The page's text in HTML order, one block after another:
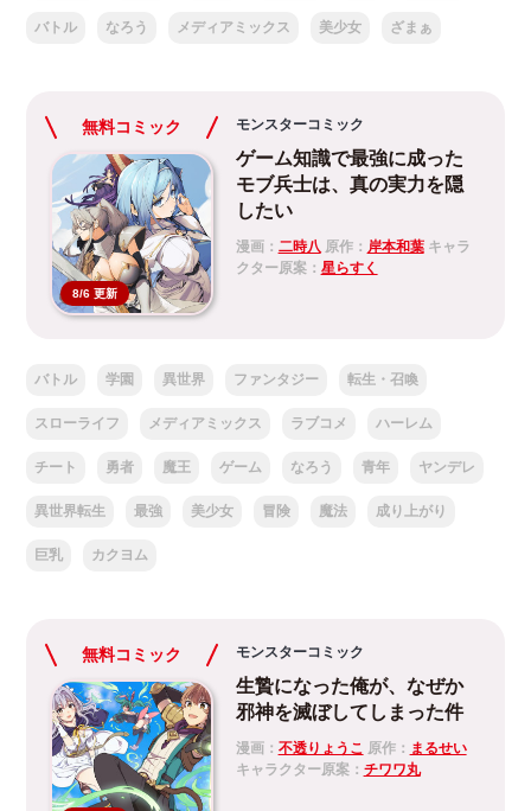
バトル なろう メディアミックス 美少女 ざまぁ
無料コミック
8/6 更新
モンスターコミック
ゲーム知識で最強に成った
モブ兵士は、真の実力を隠
したい
漫画： 二時八原作： 岸本和葉キャラ
クター原案： 星らすく
バトル 学園 異世界 ファンタジー 転生・召喚
スローライフ メディアミックス ラブコメ ハーレム
チート 勇者 魔王 ゲーム なろう 青年 ヤンデレ
異世界転生 最強 美少女 冒険 魔法 成り上がり
巨乳 カクヨム
無料コミック モンスターコミック
生贄になった俺が、なぜか
邪神を滅ぼしてしまった件
漫画： 不透りょうこ 原作： まるせい
キャラクター原案： チワワ丸